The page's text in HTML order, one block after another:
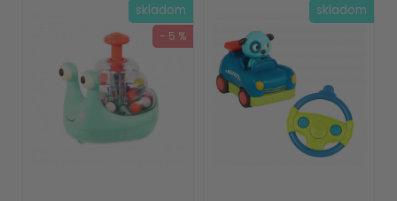
skladom
- 5 %
skladom